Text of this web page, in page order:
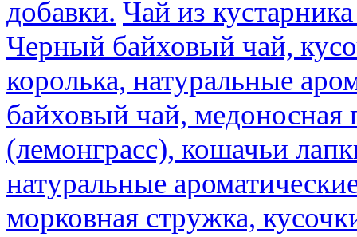
добавки. Чай из
Черный байховый чай,
королька, натуральные
байховый чай, медоносная
(лемонграсс), кошачьи
натуральные
морковная стружка,